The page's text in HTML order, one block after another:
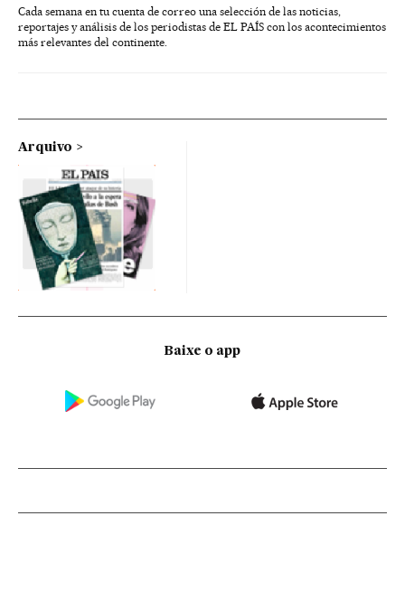
Cada semana en tu cuenta de correo una selección de las noticias,
reportajes y análisis de los periodistas de EL PAÍS con los acontecimientos
más relevantes del continente.
Arquivo
Baixe o app